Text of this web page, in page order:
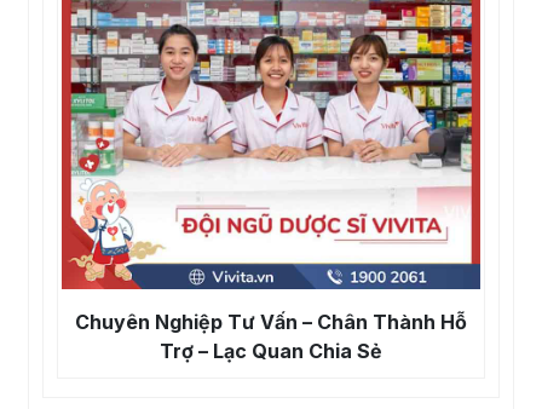
Chuyên Nghiệp Tư Vấn – Chân Thành Hỗ
Trợ – Lạc Quan Chia Sẻ